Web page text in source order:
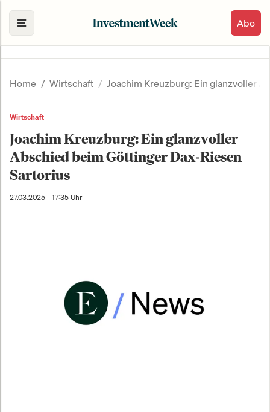
Abo
Home Wirtschaft Joachim Kreuzburg: Ein glanzvoller
Wirtschaft
Joachim Kreuzburg: Ein glanzvoller
Abschied beim Göttinger Dax-Riesen
Sartorius
27.03.2025 - 17:35 Uhr